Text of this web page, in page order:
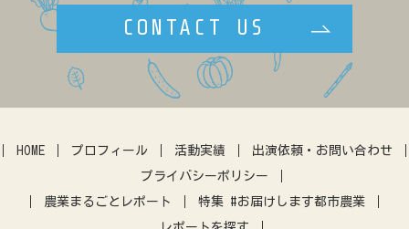
ゲストハウス 学生 八百屋
民設直売所 少量多品目
マルシェ 伝統野菜
田んぼ体験 農地問題
アーバンファーミング 古民家 体験農園
アプリ 農業振興
差別化 営農指導 農機
CONTACT US
HOME プロフィール 活動実績
出演依頼・お問い合わせ
プライバシーポリシー
農業まるごとレポート
特集 #お届けします都市農業